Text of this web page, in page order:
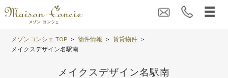
メゾンコンシェ TOP 物件情報
賃貸物件
メイクスデザイン名駅南
メイクスデザイン名駅南